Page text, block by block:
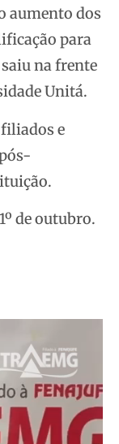
aumento dos
para
na frente
Unitá.
e
de outubro.